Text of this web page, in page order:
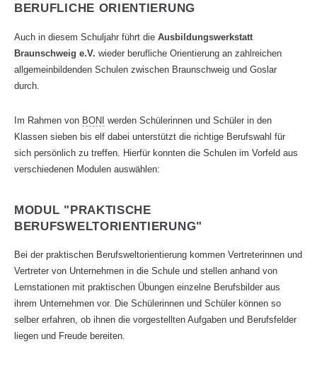
BERUFLICHE ORIENTIERUNG
Auch in diesem Schuljahr führt die Ausbildungswerkstatt
Braunschweig e.V. wieder berufliche Orientierung an zahlreichen
allgemeinbildenden Schulen zwischen Braunschweig und Goslar
durch.
Im Rahmen von BONI werden Schülerinnen und Schüler in den
Klassen sieben bis elf dabei unterstützt die richtige Berufswahl für
sich persönlich zu treffen. Hierfür konnten die Schulen im Vorfeld aus
verschiedenen Modulen auswählen:
MODUL "PRAKTISCHE
BERUFSWELTORIENTIERUNG"
Bei der praktischen Berufsweltorientierung kommen Vertreterinnen und
Vertreter von Unternehmen in die Schule und stellen anhand von
Lernstationen mit praktischen Übungen einzelne Berufsbilder aus
ihrem Unternehmen vor. Die Schülerinnen und Schüler können so
selber erfahren, ob ihnen die vorgestellten Aufgaben und Berufsfelder
liegen und Freude bereiten.